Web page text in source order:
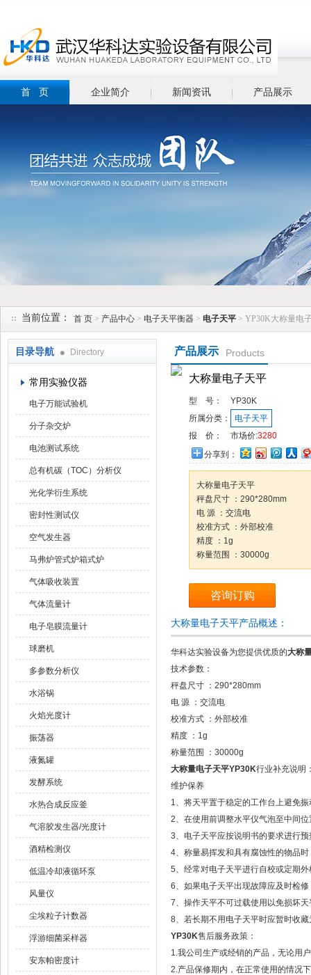
首 页 企业简介 新闻资讯 产品展示
当前位置： 首 页 > 产品中心 > 电子天平衡器 > 电子天平 > YP30K大称量电
目录导航 Directory
常用实验仪器
电子万能试验机
分子杂交炉
电池测试系统
总有机碳（TOC）分析仪
光化学衍生系统
密封性测试仪
空气发生器
马弗炉管式炉箱式炉
气体吸收装置
气体流量计
电子皂膜流量计
球磨机
多参数分析仪
水浴锅
火焰光度计
振荡器
液氮罐
发酵系统
水热合成反应釜
气溶胶发生器/光度计
酒精检测仪
低温冷却液循环泵
风量仪
尘埃粒子计数器
浮游细菌采样器
安东帕密度计
产品展示 Products
大称量电子天平
型 号：
YP30K
所属分类：
电子天平
报 价：
市场价:3280
分享到：
大称量电子天平
秤盘尺寸 ：290*280mm
电 源 ：交流电
校准方式 ：外部校准
精度 ：1g
称量范围 ：30000g
咨询订购
大称量电子天平产品概述：
华科达实验设备为您提供优质的大称
技术参数：
秤盘尺寸 ：290*280mm
电 源 ：交流电
校准方式 ：外部校准
精度 ：1g
称量范围 ：30000g
大称量电子天平YP30K行业补充说明
维护保养
1、将天平置于稳定的工作台上避免
2、在使用前调整水平仪气泡至中间位
3、电子天平应按说明书的要求进行预
4、称量易挥发和具有腐蚀性的物品
5、经常对电子天平进行自校或定期
6、如果电子天平出现故障应及时检修
7、操作天平不可过载使用以免损坏天
8、若长期不用电子天平时应暂时收藏
YP30K售后服务政策：
1.我公司生产或经销的产品，无论用
2.产品保修期内，在正常使用的情况